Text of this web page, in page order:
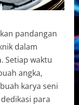
pandangan
dalam
. Setiap waktu
angka,
karya seni
para